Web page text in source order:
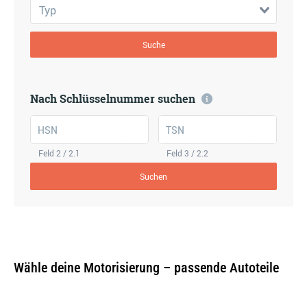
Typ
Suche
Nach Schlüsselnummer suchen
HSN
Feld 2 / 2.1
TSN
Feld 3 / 2.2
Suchen
Wähle deine Motorisierung – passende Autoteile